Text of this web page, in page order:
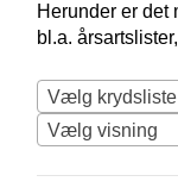
Herunder er det
bl.a.
Vælg krydsliste
Vælg visning